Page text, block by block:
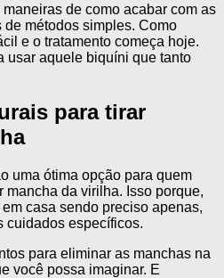
de como acabar com as
métodos simples. Como
e o tratamento começa hoje.
usar aquele biquíni que tanto
para tirar
uma ótima opção para quem
mancha da virilha. Isso porque,
casa sendo preciso apenas,
cuidados específicos.
para eliminar as manchas na
você possa imaginar. E